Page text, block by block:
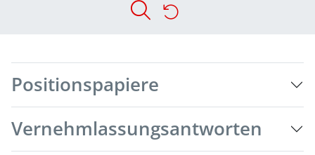
Positionspapiere
Vernehmlassungsantworten